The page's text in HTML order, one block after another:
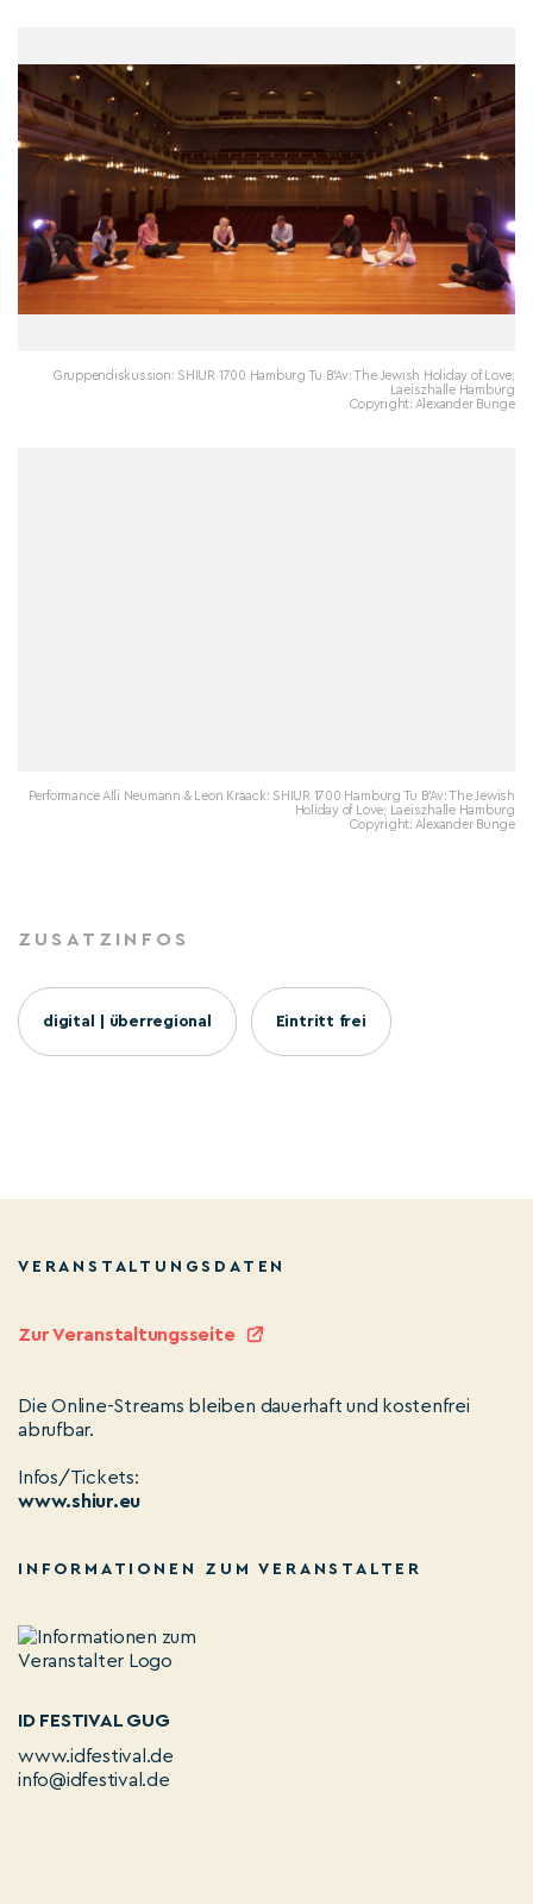
Gruppendiskussion: SHIUR 1700 Hamburg Tu B’Av: The Jewish Holiday of Love;
Laeiszhalle Hamburg
Copyright: Alexander Bunge
Performance Alli Neumann & Leon Kraack: SHIUR 1700 Hamburg Tu B’Av: The Jewish
Holiday of Love; Laeiszhalle Hamburg
Copyright: Alexander Bunge
ZUSATZINFOS
digital | überregional Eintritt frei
VERANSTALTUNGSDATEN
Zur Veranstaltungsseite
Die Online-Streams bleiben dauerhaft und kostenfrei
abrufbar.
Infos/Tickets:
www.shiur.eu
INFORMATIONEN ZUM VERANSTALTER
ID FESTIVAL GUG
www.idfestival.de
info@idfestival.de